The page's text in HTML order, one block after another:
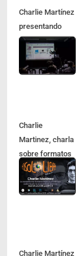
Charlie Martínez
presentando
Quirinux en
FLISoL 2019
Charlie
Martinez, charla
sobre formatos
libres, FLISoL
2021
Charlie Martínez